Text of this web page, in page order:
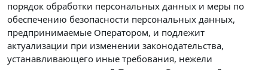
порядок обработки персональных данных и меры по
обеспечению безопасности персональных данных,
предпринимаемые Оператором, и подлежит
актуализации при изменении законодательства,
устанавливающего иные требования, нежели